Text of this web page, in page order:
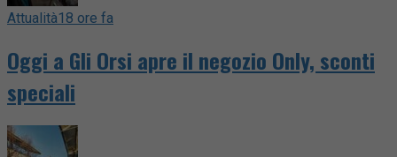
Attualità18 ore fa
Oggi a Gli Orsi apre il negozio Only, sconti
speciali